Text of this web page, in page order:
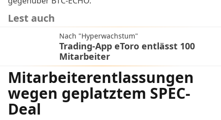
Lest auch
Nach "Hyperwachstum"
Trading-App eToro entlässt 100
Mitarbeiter
Mitarbeiterentlassungen
wegen geplatztem SPEC-
Deal